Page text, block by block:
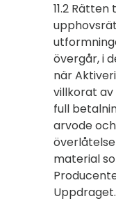
11.2
övergår, i
när
villkorat
full
arvode
material
Uppdraget.